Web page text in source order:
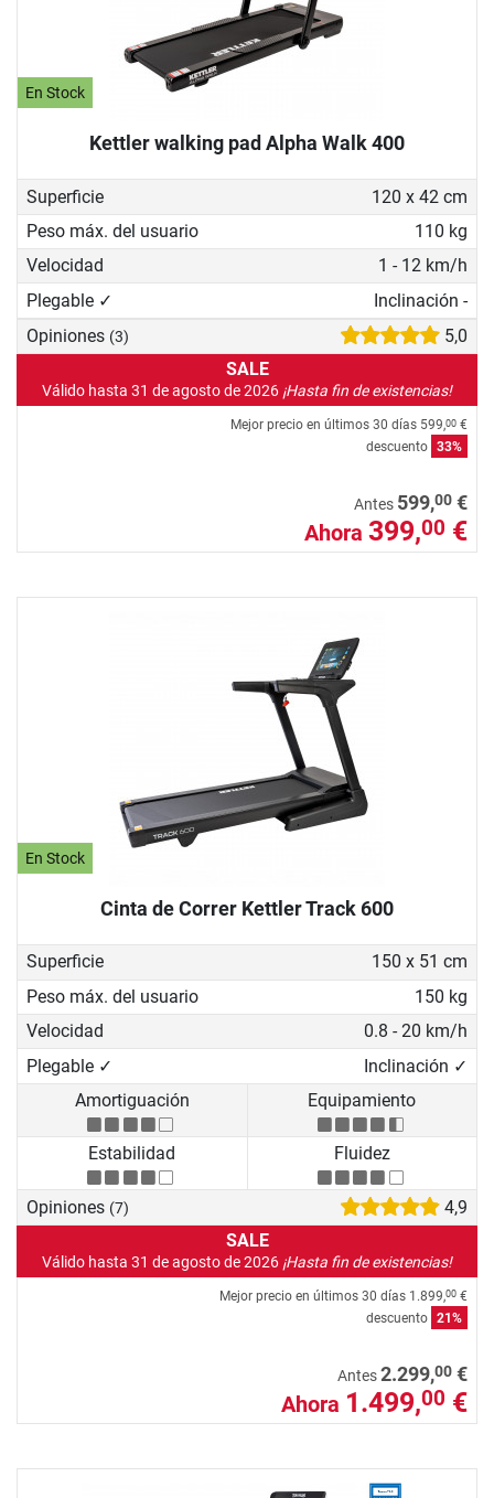
En Stock
Kettler walking pad Alpha Walk 400
Superficie
120 x 42 cm
Peso máx. del usuario
110 kg
Velocidad
1 - 12 km/h
Plegable ✓
Inclinación -
Opiniones (3)
5,0
SALE
Válido hasta 31 de agosto de 2026 ¡Hasta fin de existencias!
Mejor precio en últimos 30 días 599,00 €
descuento 33%
Antes 599,00 €
Ahora 399,00 €
En Stock
Cinta de Correr Kettler Track 600
Superficie
150 x 51 cm
Peso máx. del usuario
150 kg
Velocidad
0.8 - 20 km/h
Plegable ✓
Inclinación ✓
Amortiguación
Equipamiento
Estabilidad Fluidez
Opiniones (7)
4,9
SALE
Válido hasta 31 de agosto de 2026 ¡Hasta fin de existencias!
Mejor precio en últimos 30 días 1.899,00 €
descuento 21%
Antes2.299,00 €
Ahora 1.499,00 €